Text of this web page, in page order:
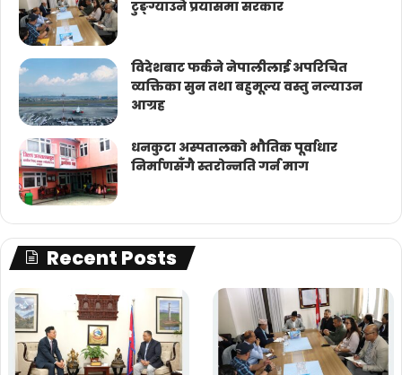
टुङ्ग्याउने प्रयासमा सरकार
विदेशबाट फर्कने नेपालीलाई अपरिचित
व्यक्तिका सुन तथा बहुमूल्य वस्तु नल्याउन
आग्रह
धनकुटा अस्पतालको भौतिक पूर्वाधार
निर्माणसँगै स्तरोन्नति गर्न माग
Recent Posts